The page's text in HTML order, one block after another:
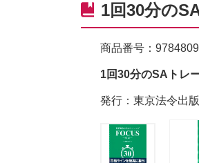
1回30分の
商品番号：
1回30分のSAトレ
発行：東京法令出版